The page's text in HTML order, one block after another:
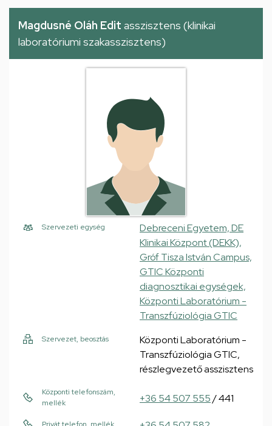
Magdusné Oláh Edit asszisztens (klinikai
laboratóriumi szakasszisztens)
Szervezeti egység
Debreceni Egyetem, DE
Klinikai Központ (DEKK),
Gróf Tisza István Campus,
GTIC Központi
diagnosztikai egységek,
Központi Laboratórium -
Transzfúziológia GTIC
Szervezet, beosztás
Központi Laboratórium -
Transzfúziológia GTIC,
részlegvezető asszisztens
Központi telefonszám,
mellék
+36 54 507 555/ 441